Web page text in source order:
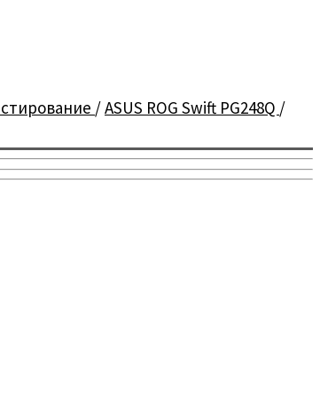
/ASUS ROG Swift PG248Q /